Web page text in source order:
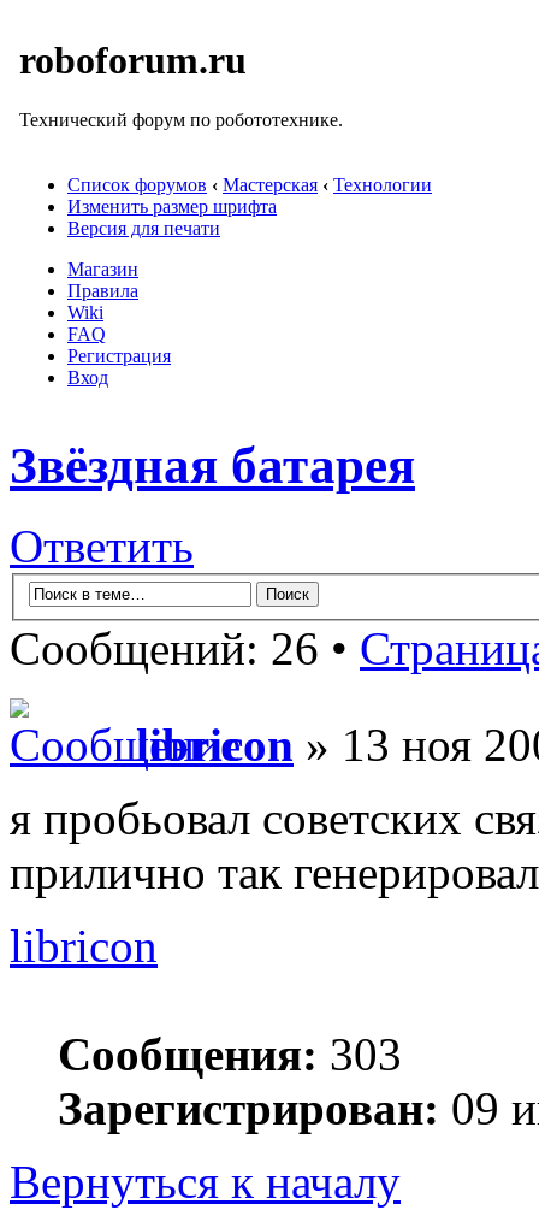
roboforum.ru
Технический форум по робототехнике.
Список форумов ‹ Мастерская ‹ Технологии
Изменить размер шрифта
Версия для печати
Магазин
Правила
Wiki
FAQ
Регистрация
Вход
Звёздная батарея
Ответить
Сообщений: 26 •
libricon » 13 ноя
я пробьовал советских
прилично так
libricon
Сообщения: 303
Зарегистрирован: 09
Вернуться к началу